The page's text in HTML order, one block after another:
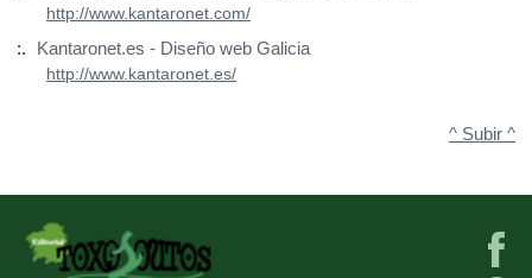
http://www.kantaronet.com/
:.
Kantaronet.es - Diseño web Galicia
http://www.kantaronet.es/
^ Subir ^